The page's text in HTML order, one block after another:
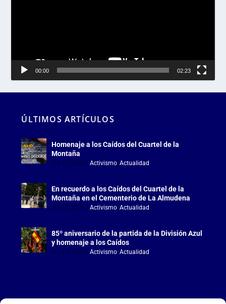
00:00 02:23
ÚLTIMOS ARTÍCULOS
Homenaje a los Caídos del Cuartel de la
Montaña
Jul 18, 2026 |Activismo ,Actualidad
En recuerdo a los Caídos del Cuartel de la
Montaña en el Cementerio de La Almudena
Jul 18, 2026 |Activismo ,Actualidad
85º aniversario de la partida de la División Azul
y homenaje a los Caídos
Jul 15, 2026 |Activismo ,Actualidad